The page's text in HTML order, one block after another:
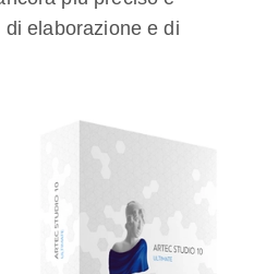
elaborazione e di